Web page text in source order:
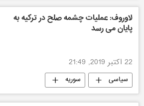
لاوروف: عملیات چشمه صلح در ترکیه به
پایان می رسد
22 اکتبر 2019, 21:49
سیاسی سوریه